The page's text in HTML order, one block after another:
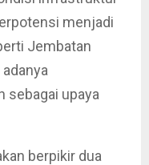
menjadi
Jembatan
sebagai upaya
berpikir dua